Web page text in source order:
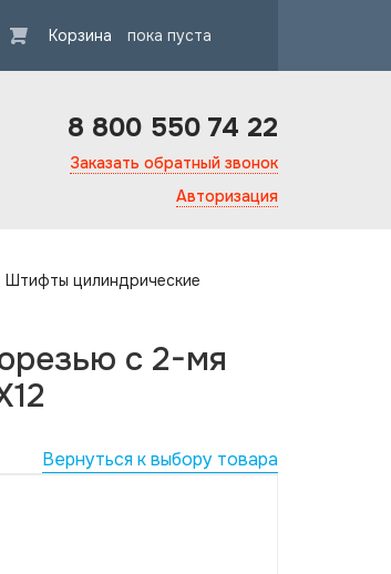
Корзина пока пуста
8 800 550 74 22
Заказать обратный звонок
Авторизация
Штифты цилиндрические
с 2-мя
Вернуться к выбору товара